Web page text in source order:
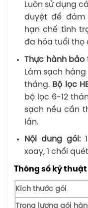
Luôn sử dụng
duyệt để đảm
hạn chế tình
đa hóa tuổi thọ
Thực hành bảo
Làm sạch
tháng. Bộ lọc
bộ lọc 6-12
sạch nếu cần
lần.
Nội dung gói:
xoay, 1 chổi
Thông số kỹ thuật
Kích thước gói
Trọng lượng gói